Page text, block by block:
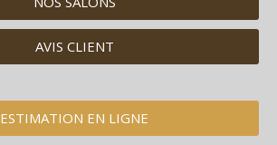
AVIS CLIENT
ESTIMATION EN LIGNE